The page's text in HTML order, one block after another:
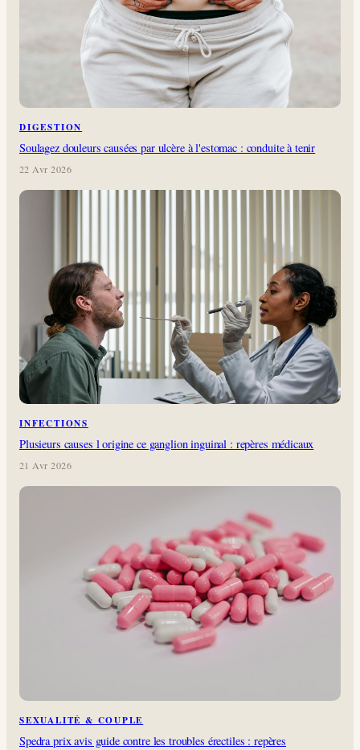
DIGESTION
Soulagez douleurs causées par ulcère à l'estomac : conduite à tenir
22 Avr 2026
INFECTIONS
Plusieurs causes l origine ce ganglion inguinal : repères médicaux
21 Avr 2026
SEXUALITÉ & COUPLE
Spedra prix avis guide contre les troubles érectiles : repères